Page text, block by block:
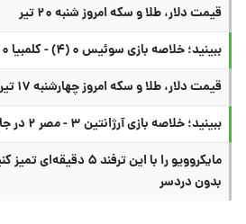
قیمت دلار، طلا و سکه امروز شنبه ۲۰ تیر
ببینید؛ خلاصه بازی سوئیس ۰ (۴) - کلمبیا ۰ (۳) در جام جهانی
قیمت دلار، طلا و سکه امروز چهارشنبه ۱۷ تیر ۱۴۰۵
ببینید؛ خلاصه بازی آرژانتین ۳ - مصر ۲ در جام جهانی
مایکروویو را با این
بدون دردسر